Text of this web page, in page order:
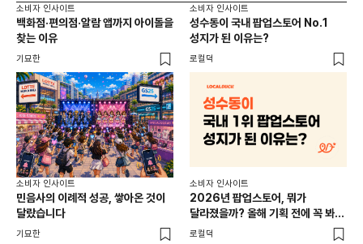
소비자 인사이트
백화점·편의점·알람 앱까지 아이돌을
찾는 이유
기묘한
소비자 인사이트
성수동이 국내 팝업스토어 No.1
성지가 된 이유는?
로컬덕
소비자 인사이트
민음사의 이례적 성공, 쌓아온 것이
달랐습니다
기묘한
소비자 인사이트
2026년 팝업스토어, 뭐가
달라졌을까? 올해 기획 전에 꼭 봐야
할 트렌드 4가지
로컬덕